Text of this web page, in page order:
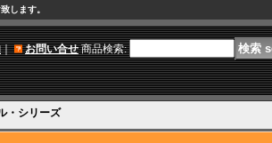
します。
｜ お問い合せ 商品検索:
・シリーズ